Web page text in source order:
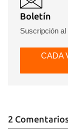
Boletín
Suscripción al
CADA
2